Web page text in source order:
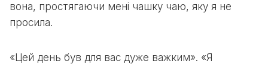
вона, простягаючи мені чашку чаю, яку я не
просила.
«Цей день був для вас дуже важким». «Я